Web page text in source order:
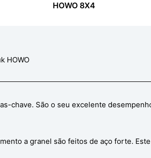
HOWO 8X4
HOWO
chave. São o seu excelente
a granel são feitos de aço forte.